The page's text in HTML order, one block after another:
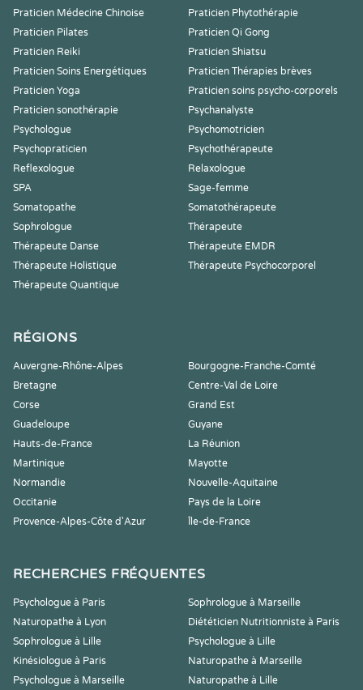
Praticien Médecine Chinoise
Praticien Phytothérapie
Praticien Pilates
Praticien Qi Gong
Praticien Reiki
Praticien Shiatsu
Praticien Soins Energétiques
Praticien Thérapies brèves
Praticien Yoga
Praticien soins psycho-corporels
Praticien sonothérapie
Psychanalyste
Psychologue
Psychomotricien
Psychopraticien
Psychothérapeute
Reflexologue
Relaxologue
SPA
Sage-femme
Somatopathe
Somatothérapeute
Sophrologue
Thérapeute
Thérapeute Danse
Thérapeute EMDR
Thérapeute Holistique
Thérapeute Psychocorporel
Thérapeute Quantique
RÉGIONS
Auvergne-Rhône-Alpes
Bourgogne-Franche-Comté
Bretagne
Centre-Val de Loire
Corse
Grand Est
Guadeloupe
Guyane
Hauts-de-France
La Réunion
Martinique
Mayotte
Normandie
Nouvelle-Aquitaine
Occitanie
Pays de la Loire
Provence-Alpes-Côte d'Azur
Île-de-France
RECHERCHES FRÉQUENTES
Psychologue à Paris
Sophrologue à Marseille
Naturopathe à Lyon
Diététicien Nutritionniste à Paris
Sophrologue à Lille
Psychologue à Lille
Kinésiologue à Paris
Naturopathe à Marseille
Psychologue à Marseille
Naturopathe à Lille